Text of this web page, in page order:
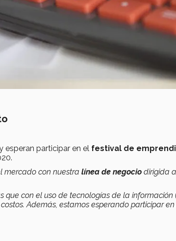
esperan participar en el festival de
mercado con nuestra línea de negocio dirigida
con el uso de tecnologías de la información
Además, estamos esperando participar